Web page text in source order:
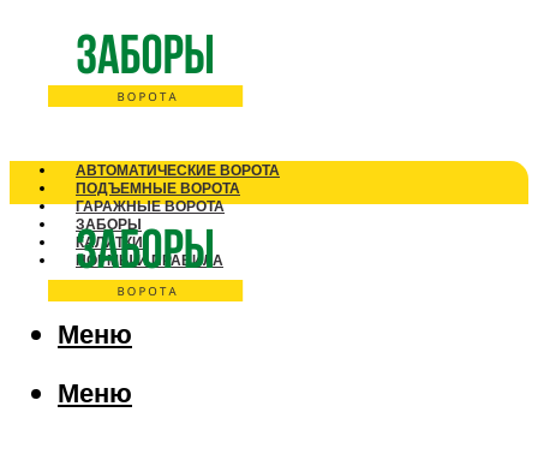
АВТОМАТИЧЕСКИЕ ВОРОТА
ПОДЪЕМНЫЕ ВОРОТА
ГАРАЖНЫЕ ВОРОТА
ЗАБОРЫ
КАЛИТКИ
НОРМЫ И ПРАВИЛА
Меню
Меню